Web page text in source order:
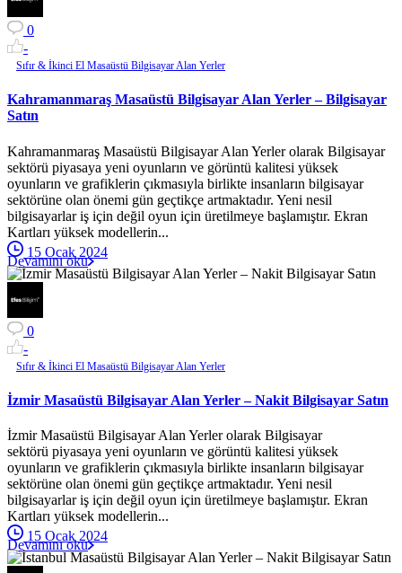
0
-
Sıfır & İkinci El Masaüstü Bilgisayar Alan Yerler
Kahramanmaraş Masaüstü Bilgisayar Alan Yerler – Bilgisayar
Satın
Kahramanmaraş Masaüstü Bilgisayar Alan Yerler olarak Bilgisayar
sektörü piyasaya yeni oyunların ve görüntü kalitesi yüksek
oyunların ve grafiklerin çıkmasıyla birlikte insanların bilgisayar
sektörüne olan önemi gün geçtikçe artmaktadır. Yeni nesil
bilgisayarlar iş için değil oyun için üretilmeye başlamıştır. Ekran
Kartları yüksek modellerin...
15 Ocak 2024
Devamını oku
0
-
Sıfır & İkinci El Masaüstü Bilgisayar Alan Yerler
İzmir Masaüstü Bilgisayar Alan Yerler – Nakit Bilgisayar Satın
İzmir Masaüstü Bilgisayar Alan Yerler olarak Bilgisayar
sektörü piyasaya yeni oyunların ve görüntü kalitesi yüksek
oyunların ve grafiklerin çıkmasıyla birlikte insanların bilgisayar
sektörüne olan önemi gün geçtikçe artmaktadır. Yeni nesil
bilgisayarlar iş için değil oyun için üretilmeye başlamıştır. Ekran
Kartları yüksek modellerin...
15 Ocak 2024
Devamını oku